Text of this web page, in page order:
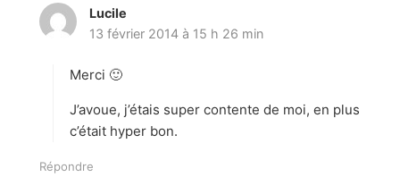
Lucile
i
13 février 2014 à 15 h 26 min
Merci 🙂
J’avoue, j’étais super contente de moi, en plus
c’était hyper bon.
Répondre